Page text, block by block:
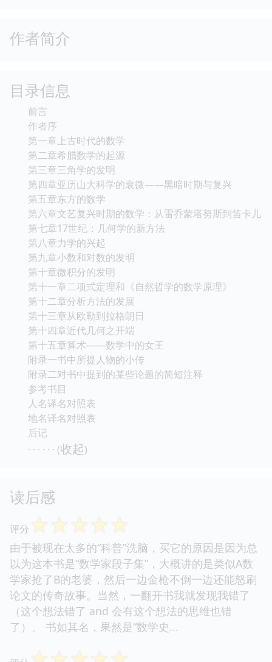
作者简介
目录信息
前言
作者序
第一章上古时代的数学
第二章希腊数学的起源
第三章三角学的发明
第四章亚历山大科学的衰微――黑暗时期与复兴
第五章东方的数学
第六章文艺复兴时期的数学：从雷乔蒙塔努斯到笛卡儿
第七章17世纪：几何学的新方法
第八章力学的兴起
第九章小数和对数的发明
第十章微积分的发明
第十一章二项式定理和《自然哲学的数学原理》
第十二章分析方法的发展
第十三章从欧勒到拉格朗日
第十四章近代几何之开端
第十五章算术――数学中的女王
附录一书中所提人物的小传
附录二对书中提到的某些论题的简短注释
参考书目
人名译名对照表
地名译名对照表
后记
· · · · · · (收起)
读后感
评分 ☆☆☆☆☆
由于被现在太多的“科普”洗脑，买它的原因是因为总
以为这本书是“数学家段子集”，大概讲的是类似A数
学家抢了B的老婆，然后一边金枪不倒一边还能怒刷
论文的传奇故事。当然，一翻开书我就发现我错了
（这个想法错了 and 会有这个想法的思维也错
了）。 书如其名，果然是“数学史...